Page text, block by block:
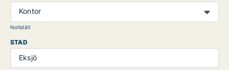
Kontor
Nollställ
STAD
Eksjö